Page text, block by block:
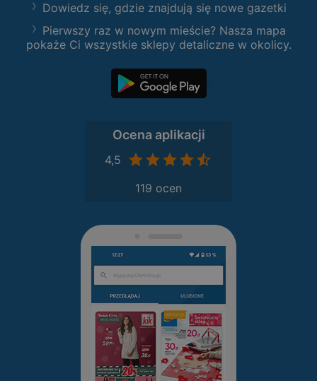
Dowiedz się, gdzie znajdują się nowe gazetki
Pierwszy raz w nowym mieście? Nasza mapa
pokaże Ci wszystkie sklepy detaliczne w okolicy.
Ocena aplikacji
4,5
119 ocen